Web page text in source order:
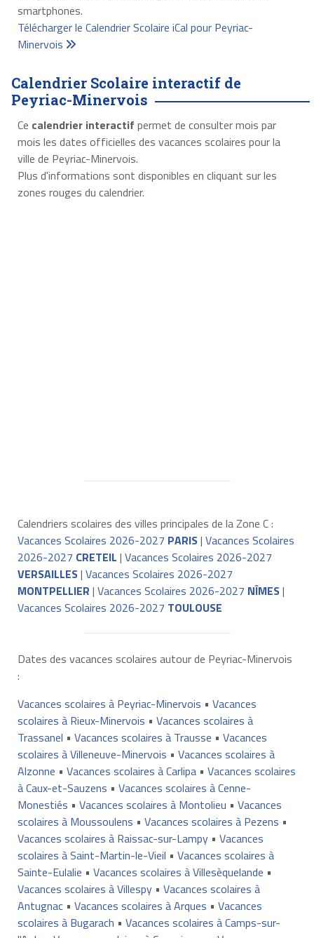
smartphones.
Télécharger le Calendrier Scolaire iCal pour Peyriac-
Minervois
Calendrier Scolaire interactif de
Peyriac-Minervois
Ce calendrier interactif permet de consulter mois par
mois les dates officielles des vacances scolaires pour la
ville de Peyriac-Minervois.
Plus d'informations sont disponibles en cliquant sur les
zones rouges du calendrier.
Calendriers scolaires des villes principales de la Zone C :
Vacances Scolaires 2026-2027 PARIS| Vacances Scolaires
2026-2027 CRETEIL | Vacances Scolaires 2026-2027
VERSAILLES| Vacances Scolaires 2026-2027
MONTPELLIER | Vacances Scolaires 2026-2027 NÎMES|
Vacances Scolaires 2026-2027 TOULOUSE
Dates des vacances scolaires autour de Peyriac-Minervois
:
Vacances scolaires à Peyriac-Minervois • Vacances
scolaires à Rieux-Minervois • Vacances scolaires à
Trassanel • Vacances scolaires à Trausse • Vacances
scolaires à Villeneuve-Minervois • Vacances scolaires à
Alzonne • Vacances scolaires à Carlipa• Vacances scolaires
à Caux-et-Sauzens • Vacances scolaires à Cenne-
Monestiés • Vacances scolaires à Montolieu • Vacances
scolaires à Moussoulens • Vacances scolaires à Pezens •
Vacances scolaires à Raissac-sur-Lampy• Vacances
scolaires à Saint-Martin-le-Vieil • Vacances scolaires à
Sainte-Eulalie • Vacances scolaires à Villesèquelande •
Vacances scolaires à Villespy• Vacances scolaires à
Antugnac• Vacances scolaires à Arques • Vacances
scolaires à Bugarach • Vacances scolaires à Camps-sur-